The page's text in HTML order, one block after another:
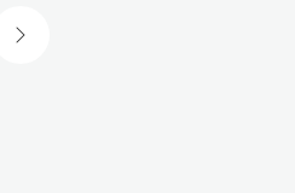
СЛАЙД
СЛЕДУЮЩИЙ СЛАЙД